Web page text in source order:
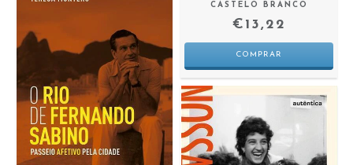
CASTELO BRANCO
€13,22